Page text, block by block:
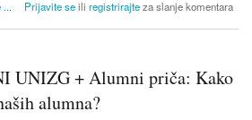
AMAC-Alumni FER
... Prijavite seiliregistrirajteza slanje komentara
UNIZG + Alumni priča: Kako
alumna?